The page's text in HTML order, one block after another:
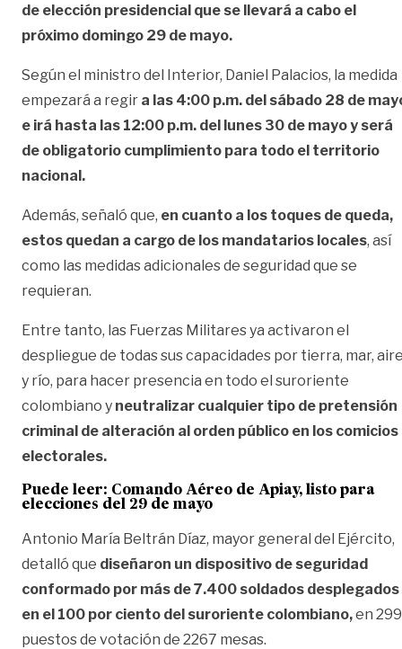
de elección presidencial que se llevará a cabo el
próximo domingo 29 de mayo.
Según el ministro del Interior, Daniel Palacios, la medida
empezará a regir a las 4:00 p.m. del sábado 28 de
e irá hasta las 12:00 p.m. del lunes 30 de mayo y será
de obligatorio cumplimiento para todo el territorio
nacional.
Además, señaló que, en cuanto a los toques de queda,
estos quedan a cargo de los mandatarios locales, así
como las medidas adicionales de seguridad que se
requieran.
Entre tanto, las Fuerzas Militares ya activaron el
despliegue de todas sus capacidades por tierra, mar,
y río, para hacer presencia en todo el suroriente
colombiano y neutralizar cualquier tipo de pretensión
criminal de alteración al orden público en los comicios
electorales.
Puede leer: Comando Aéreo de Apiay, listo para
elecciones del 29 de mayo
Antonio María Beltrán Díaz, mayor general del Ejército,
detalló que diseñaron un dispositivo de seguridad
conformado por más de 7.400 soldados desplegados
en el 100 por ciento del suroriente colombiano,en 299
puestos de votación de 2267 mesas.